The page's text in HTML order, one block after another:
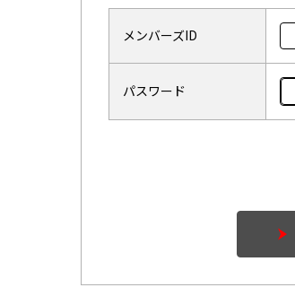
メンバーズID
パスワード